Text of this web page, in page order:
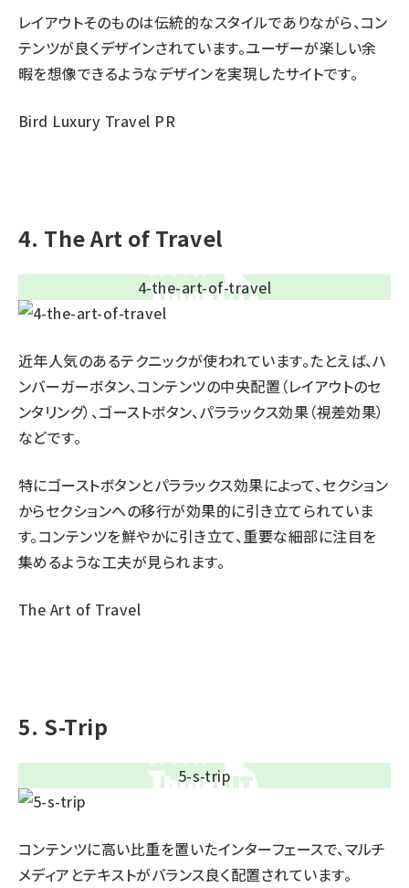
レイアウトそのものは伝統的なスタイルでありながら、コン
テンツが良くデザインされています。ユーザーが楽しい余
暇を想像できるようなデザインを実現したサイトです。
Bird Luxury Travel PR
4. The Art of Travel
近年人気のあるテクニックが使われています。たとえば、ハ
ンバーガーボタン、コンテンツの中央配置（レイアウトのセ
ンタリング）、ゴーストボタン、パララックス効果（視差効果）
などです。
特にゴーストボタンとパララックス効果によって、セクション
からセクションへの移行が効果的に引き立てられていま
す。コンテンツを鮮やかに引き立て、重要な細部に注目を
集めるような工夫が見られます。
The Art of Travel
5. S-Trip
コンテンツに高い比重を置いたインターフェースで、マルチ
メディアとテキストがバランス良く配置されています。